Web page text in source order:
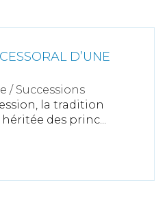
D’UNE
/ Successions
la tradition
des princ...